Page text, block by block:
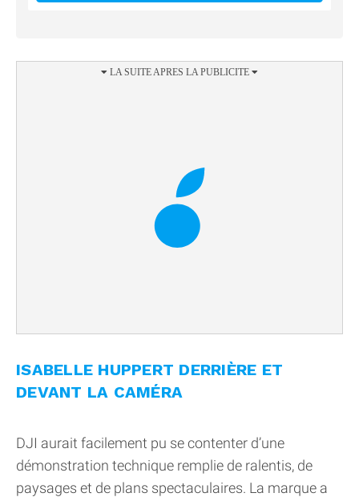
ISABELLE HUPPERT DERRIÈRE ET
DEVANT LA CAMÉRA
DJI aurait facilement pu se contenter d’une
démonstration technique remplie de ralentis, de
paysages et de plans spectaculaires. La marque a